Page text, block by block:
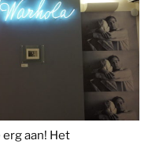
aan! Het